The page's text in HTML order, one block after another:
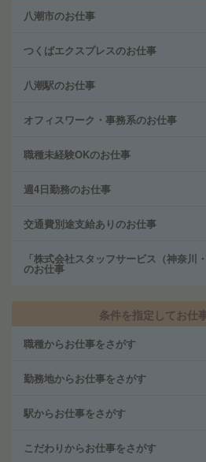
八潮市のお仕事
つくばエクスプレスのお仕事
八潮駅のお仕事
オフィスワーク・事務系のお仕事
職種未経験OKのお仕事
週4日勤務のお仕事
交通費別途支給ありのお仕事
「株式会社スタッフサービス（神奈川
のお仕事
条件を指定してお仕
職種からお仕事をさがす
勤務地からお仕事をさがす
駅からお仕事をさがす
こだわりからお仕事をさがす